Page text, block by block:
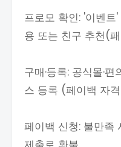
프로모 확인: '이벤
용 또는 친구 추천(
구매·등록: 공식몰·
스 등록 (페이백 자
페이백 신청: 불만